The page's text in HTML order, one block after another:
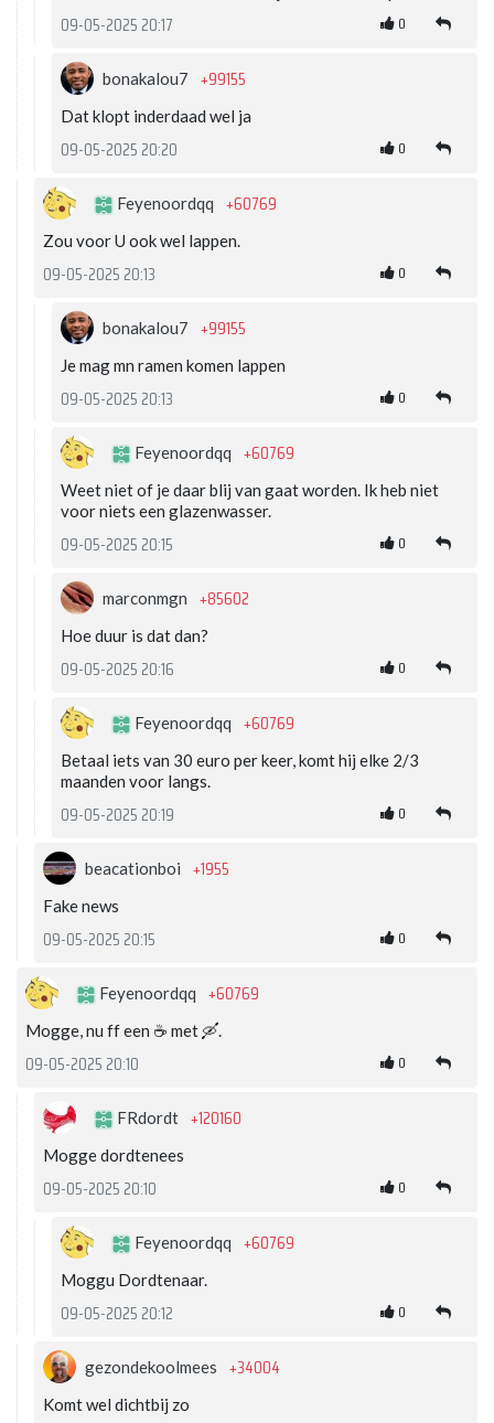
09-05-2025 20:17 0
bonakalou7 +99155
Dat klopt inderdaad wel ja
09-05-2025 20:20 0
Feyenoordqq +60769
Zou voor U ook wel lappen.
09-05-2025 20:13 0
bonakalou7 +99155
Je mag mn ramen komen lappen
09-05-2025 20:13 0
Feyenoordqq +60769
Weet niet of je daar blij van gaat worden. Ik heb niet
voor niets een glazenwasser.
09-05-2025 20:15 0
marconmgn +85602
Hoe duur is dat dan?
09-05-2025 20:16 0
Feyenoordqq +60769
Betaal iets van 30 euro per keer, komt hij elke 2/3
maanden voor langs.
09-05-2025 20:19 0
beacationboi +1955
Fake news
09-05-2025 20:15 0
Feyenoordqq +60769
Mogge, nu ff een ☕ met 🛶.
09-05-2025 20:10 0
FRdordt +120160
Mogge dordtenees
09-05-2025 20:10 0
Feyenoordqq +60769
Moggu Dordtenaar.
09-05-2025 20:12 0
gezondekoolmees +34004
Komt wel dichtbij zo